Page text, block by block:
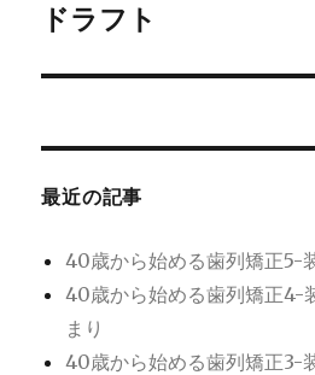
ー
シ
ン
次
投
ドラフト
最近の記事
40歳から始める歯列矯正5-
40歳から始める歯列矯正4-
まり
40歳から始める歯列矯正3-